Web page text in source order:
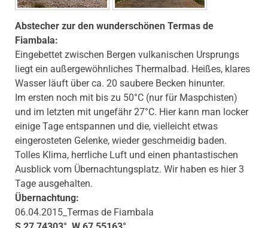
Abstecher zur den wunderschönen Termas de
Fiambala:
Eingebettet zwischen Bergen vulkanischen Ursprungs
liegt ein außergewöhnliches Thermalbad. Heißes, klares
Wasser läuft über ca. 20 saubere Becken hinunter.
Im ersten noch mit bis zu 50°C (nur für Maspchisten)
und im letzten mit ungefähr 27°C. Hier kann man locker
einige Tage entspannen und die, vielleicht etwas
eingerosteten Gelenke, wieder geschmeidig baden.
Tolles Klima, herrliche Luft und einen phantastischen
Ausblick vom Übernachtungsplatz. Wir haben es hier 3
Tage ausgehalten.
Übernachtung:
06.04.2015_Termas de Fiambala